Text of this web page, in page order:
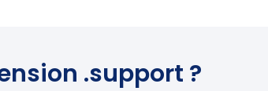
.support ?